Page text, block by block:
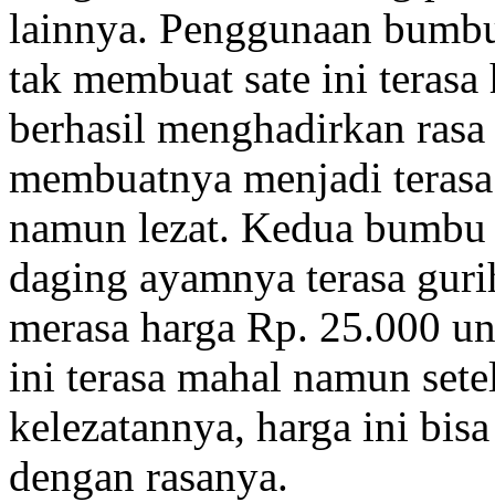
lainnya. Penggunaan
tak membuat sate ini
berhasil menghadirkan
membuatnya menjadi
namun lezat. Kedua
daging ayamnya terasa
merasa harga Rp. 25.000
ini terasa mahal namun
kelezatannya, harga ini
dengan rasanya.